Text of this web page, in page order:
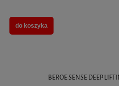
do koszyka
BEROE SENSE DEEP